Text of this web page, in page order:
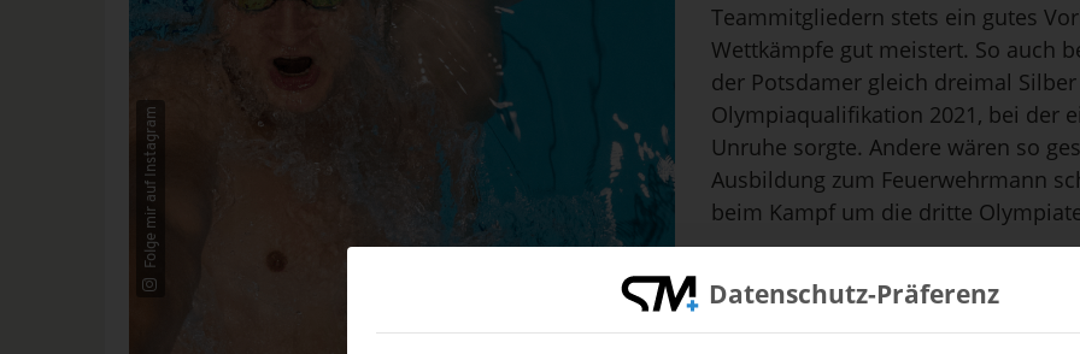
Folge mir auf Instagram
Teammitgliedern stets ein gutes
Wettkämpfe gut meistert. So auch
der Potsdamer gleich dreimal
Olympiaqualifikation 2021, bei der
Unruhe sorgte. Andere wären so
Ausbildung zum Feuerwehrmann
beim Kampf um die dritte
GRÖSSTE ERFOLGE
Olmpische Spiele: Platz 7 200m Rücken
Datenschutz-Präferenz